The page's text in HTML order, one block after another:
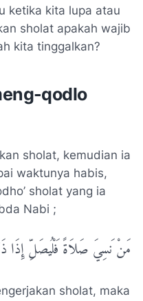
ketika kita lupa atau
sholat apakah wajib
kita tinggalkan?
qodlo
sholat, kemudian ia
waktunya habis,
sholat yang ia
Nabi ;
ﻣَﻦْ ﻧَﺴِﻲَ ﺻَﻼَﺓً ﻓَﻠْﻴُﺼَﻞِّ ﺇِﺫَﺍ
sholat, maka